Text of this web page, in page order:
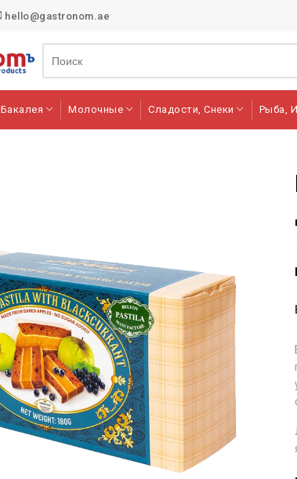
hello@gastronom.ae
Бакалея Молочные Сладости, Снеки Рыба,